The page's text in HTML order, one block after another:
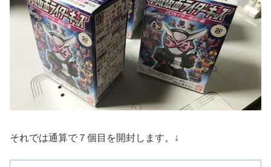
それでは通算で７個目を開封します。↓